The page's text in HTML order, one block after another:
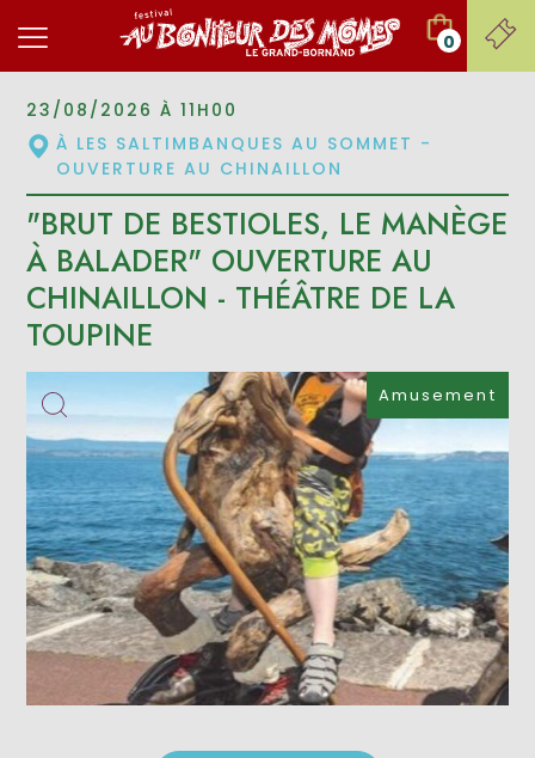
0
Amusement
23/08/2026 À 11H00
À LES SALTIMBANQUES AU SOMMET -
OUVERTURE AU CHINAILLON
"BRUT DE BESTIOLES, LE MANÈGE
À BALADER" OUVERTURE AU
CHINAILLON - THÉÂTRE DE LA
TOUPINE